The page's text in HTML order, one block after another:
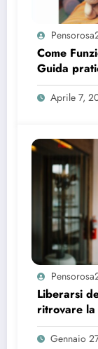
Come
Guida
Aprile 7,
Liberarsi
ritrovare la
Gennaio